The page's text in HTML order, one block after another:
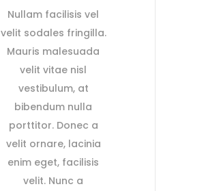
Nullam facilisis vel
velit sodales fringilla.
Mauris malesuada
velit vitae nisl
vestibulum, at
bibendum nulla
porttitor. Donec a
velit ornare, lacinia
enim eget, facilisis
velit. Nunc a